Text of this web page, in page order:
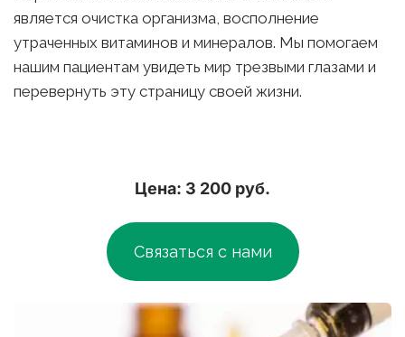
является очистка организма, восполнение
утраченных витаминов и минералов. Мы помогаем
нашим пациентам увидеть мир трезвыми глазами и
перевернуть эту страницу своей жизни.
Цена: 3 200 руб.
Связаться с нами